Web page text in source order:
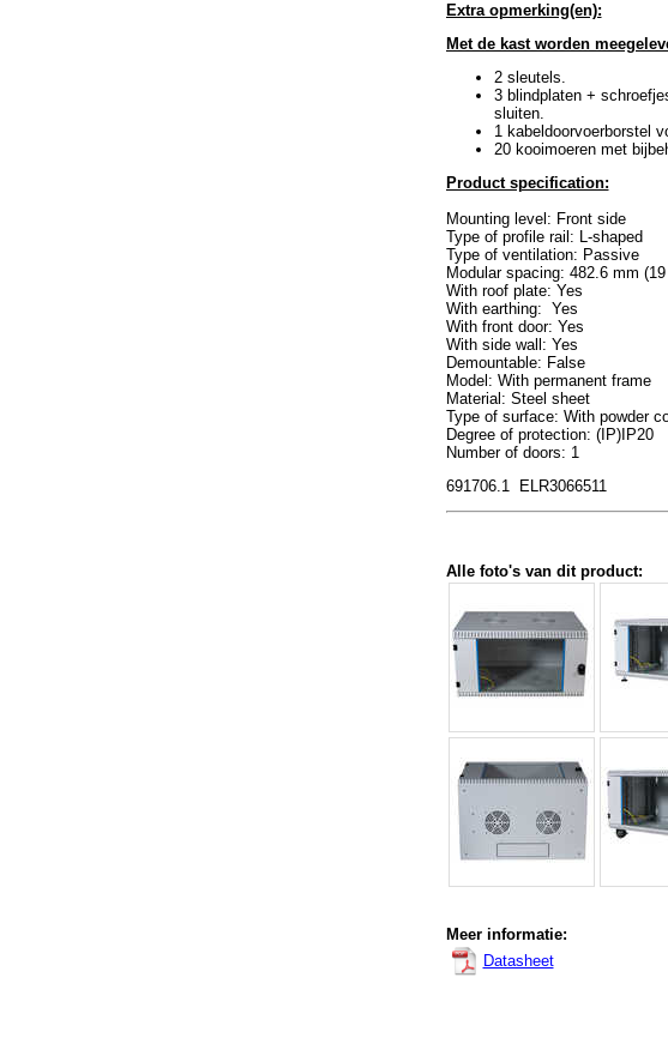
Extra opmerking(en):
Met de kast worden
2 sleutels.
3 blindplaten +
sluiten.
1 kabeldoorvoerborstel
20 kooimoeren met
Product specification:
Mounting level: Front side
Type of profile rail: L-shaped
Type of ventilation: Passive
Modular spacing: 482.6 mm
With roof plate: Yes
With earthing: Yes
With front door: Yes
With side wall: Yes
Demountable: False
Model: With permanent frame
Material: Steel sheet
Type of surface: With powder
Degree of protection: (IP)IP20
Number of doors: 1
691706.1 ELR3066511
Alle foto's van dit product:
Meer informatie:
Datasheet